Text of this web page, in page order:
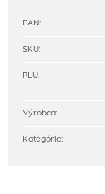
EAN:
SKU:
PLU:
Výrobca:
Kategórie: